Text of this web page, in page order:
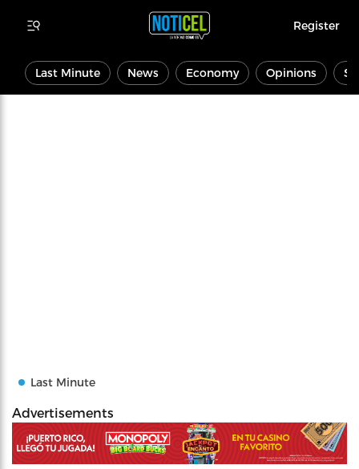
Register
Last Minute News Economy Opinions
Last Minute
Advertisements